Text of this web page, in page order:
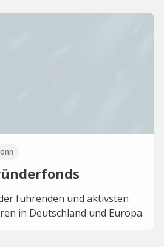
führenden und aktivsten
in Deutschland und Europa.